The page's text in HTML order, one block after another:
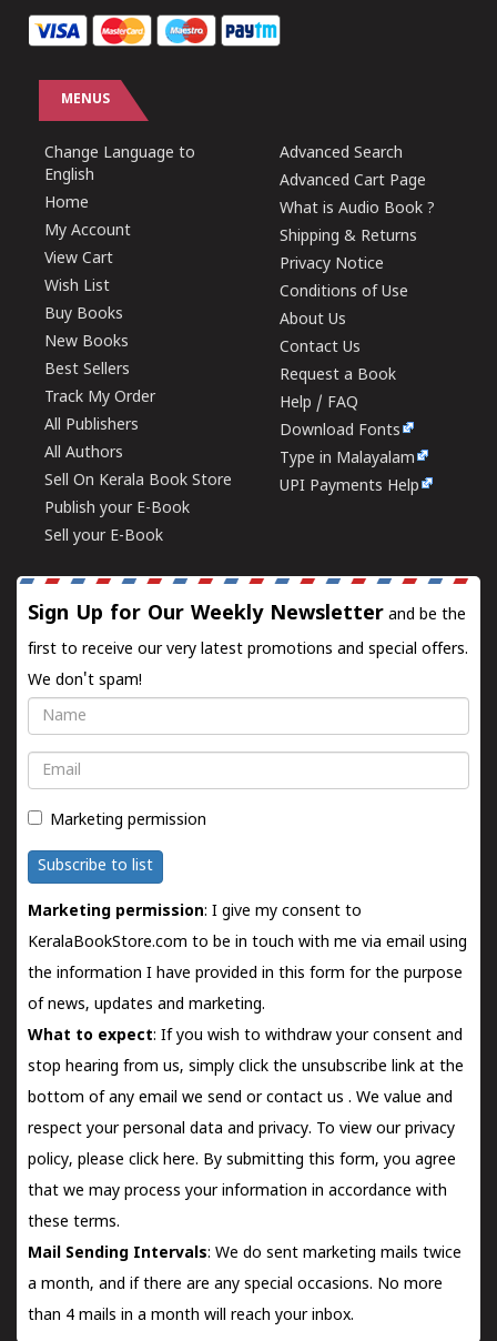
MENUS
Change Language to
English
Home
My Account
View Cart
Wish List
Buy Books
New Books
Best Sellers
Track My Order
All Publishers
All Authors
Sell On Kerala Book Store
Publish your E-Book
Sell your E-Book
Advanced Search
Advanced Cart Page
What is Audio Book ?
Shipping & Returns
Privacy Notice
Conditions of Use
About Us
Contact Us
Request a Book
Help / FAQ
Download Fonts
Type in Malayalam
UPI Payments Help
Sign Up for Our Weekly Newsletter and be the
first to receive our very latest promotions and special offers.
We don't spam!
Name
Email
Marketing permission
Subscribe to list
Marketing permission: I give my consent to
KeralaBookStore.com to be in touch with me via email using
the information I have provided in this form for the purpose
of news, updates and marketing.
What to expect: If you wish to withdraw your consent and
stop hearing from us, simply click the unsubscribe link at the
bottom of any email we send orcontact us . We value and
respect your personal data and privacy. To view our privacy
policy, please click here. By submitting this form, you agree
that we may process your information in accordance with
these terms.
Mail Sending Intervals: We do sent marketing mails twice
a month, and if there are any special occasions. No more
than 4 mails in a month will reach your inbox.